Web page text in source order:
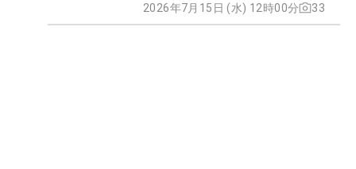
2026年7月15日 (水) 12時00分 33